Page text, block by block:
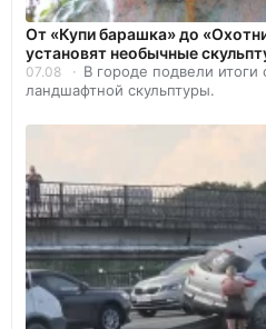
От «Купи барашка» до
установят необычные
07.08
В городе подвели
ландшафтной скульптуры.